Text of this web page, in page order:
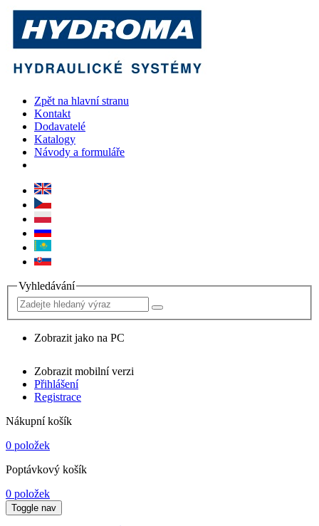
Zpět na hlavní stranu
Kontakt
Dodavatelé
Katalogy
Návody a formuláře
Vyhledávání
Zobrazit jako na PC
Zobrazit mobilní verzi
Přihlášení
Registrace
Nákupní košík
0 položek
Poptávkový košík
0 položek
Toggle nav